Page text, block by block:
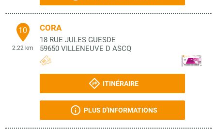
10
2.22 km
CORA
18 RUE JULES GUESDE
59650 VILLENEUVE D ASCQ
ITINÉRAIRE
PLUS D'INFORMATIONS